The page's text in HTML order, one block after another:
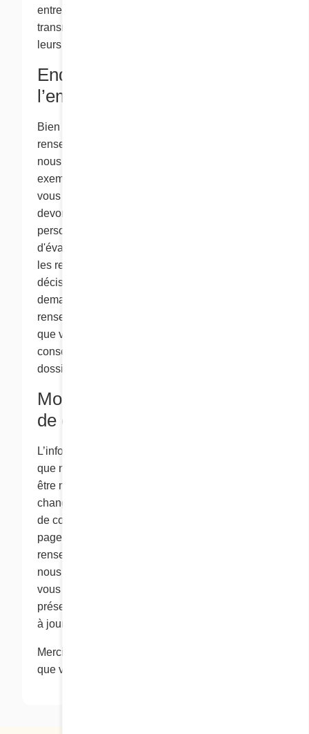
entreprises, et tout renseignement que vous
transmettez à ces entreprises est assujetti à
leurs politiques de confidentialité.
Enquêtes préalables à
l’emploi
Bien que la loi ne s’applique pas aux
renseignements personnels de nos employés,
nous avons décidé d’adopter des « pratiques
exemplaires » en matière de confidentialité. Si
vous posez votre candidature chez Cora, nous
devons prendre en compte vos renseignements
personnels dans le cadre de notre processus
d'évaluation. Nous conservons généralement
les renseignements des candidats après qu’une
décision a été prise, à moins que vous nous
demandiez de ne pas conserver ces
renseignements. Si nous vous offrons un poste,
que vous acceptez, les renseignements seront
conservés de façon confidentielle dans les
dossiers des employés.
Modifications à notre politique
de confidentialité
L’information contenue dans ce site Web ainsi
que notre politique de confidentialité peuvent
être modifiées le cas échéant. Tous les
changements à notre politique et à nos pratiques
de confidentialité figureront dans la présente
page pour que vous puissiez savoir quels
renseignements nous recueillons et comment
nous les utilisons et/ou les divulguons. Nous
vous conseillons de vérifier régulièrement la
présente page pour connaître la version la plus
à jour de notre politique de confidentialité.
Merci de visiter notre site Web et de la confiance
que vous témoignez à Cora Déjeuners et dîners.